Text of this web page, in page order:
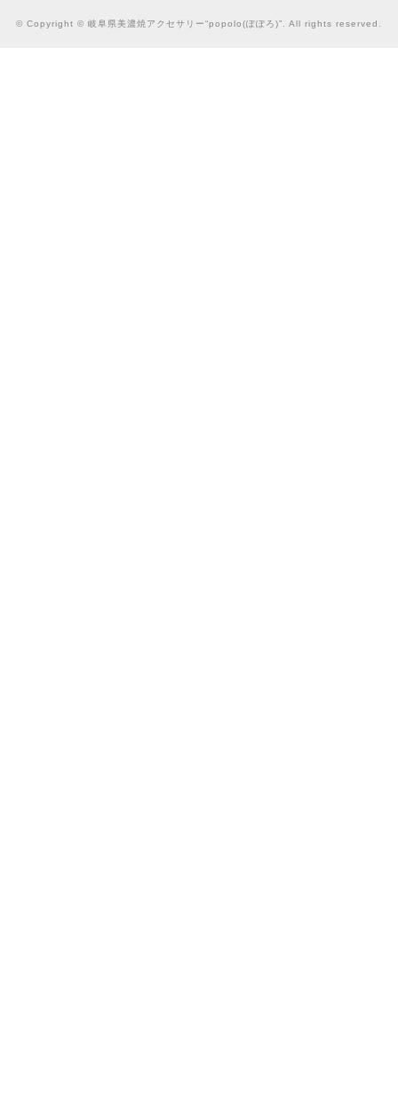
© Copyright © 岐阜県美濃焼アクセサリー“popolo(ぽぽろ)”. All rights reserved.